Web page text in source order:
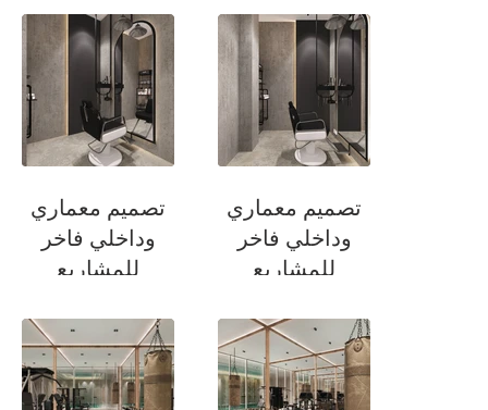
سويت سويت
تصميم معماري
وداخلي فاخر
للمشاريع
حلاق
تصميم معماري
وداخلي فاخر
للمشاريع
حلاق